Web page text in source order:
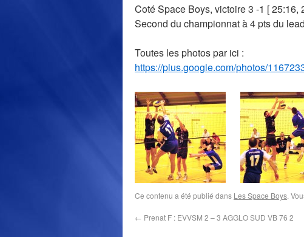
Coté Space Boys, victoire 3 -1 [ 25:16,
Second du championnat à 4 pts du
Toutes les photos par ici :
https://plus.google.com/photos/
Ce contenu a été publié dans Les Space Boys.
← Prenat F : EVVSM 2 – 3 AGGLO SUD VB 76 2